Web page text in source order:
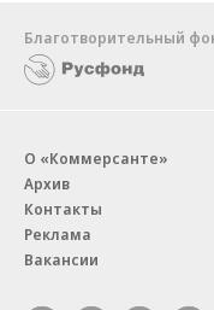
Благотворительный
О «Коммерсанте»
Архив
Контакты
Реклама
Вакансии